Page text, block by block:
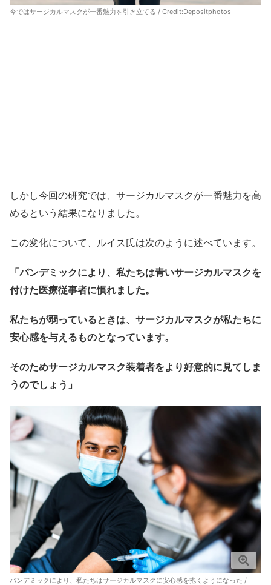
今ではサージカルマスクが一番魅力を引き立てる / Credit:Depositphotos
しかし今回の研究では、サージカルマスクが一番魅力を高
めるという結果になりました。
この変化について、ルイス氏は次のように述べています。
「パンデミックにより、私たちは青いサージカルマスクを
付けた医療従事者に慣れました。
私たちが弱っているときは、サージカルマスクが私たちに
安心感を与えるものとなっています。
そのためサージカルマスク装着者をより好意的に見てしま
うのでしょう」
パンデミックにより、私たちはサージカルマスクに安心感を抱くようになった /